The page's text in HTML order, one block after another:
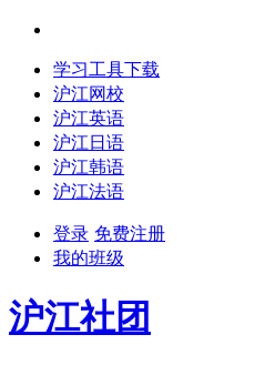
学习工具下载
沪江网校
沪江英语
沪江日语
沪江韩语
沪江法语
登录 免费注册
我的班级
沪江社团